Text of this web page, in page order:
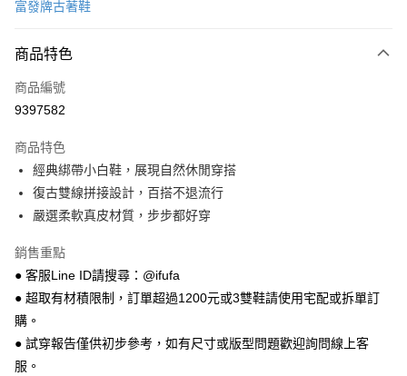
LINE Pay
Apple Pay
悠遊付
Google Pay
全盈+PAY
AFTEE先享後付
相關說明
【關於「AFTEE先享後付」】
AFTEE先享後付是「在收到商品之後才付款」的支付方式。 讓您購物簡單
１．簡單：不需註冊會員、不需綁卡、不需儲值。
２．便利：只要手機號碼，簡訊認證，即可結帳。
ATM付款
富發牌古著鞋
商品特色
商品編號
9397582
商品特色
經典綁帶小白鞋，展現自然休閒穿搭
復古雙線拼接設計，百搭不退流行
嚴選柔軟真皮材質，步步都好穿
銷售重點
● 客服Line ID請搜尋：@ifufa
● 超取有材積限制，訂單超過1200元或3雙鞋請使用宅配或拆單訂
購。
● 試穿報告僅供初步參考，如有尺寸或版型問題歡迎詢問線上客
服。